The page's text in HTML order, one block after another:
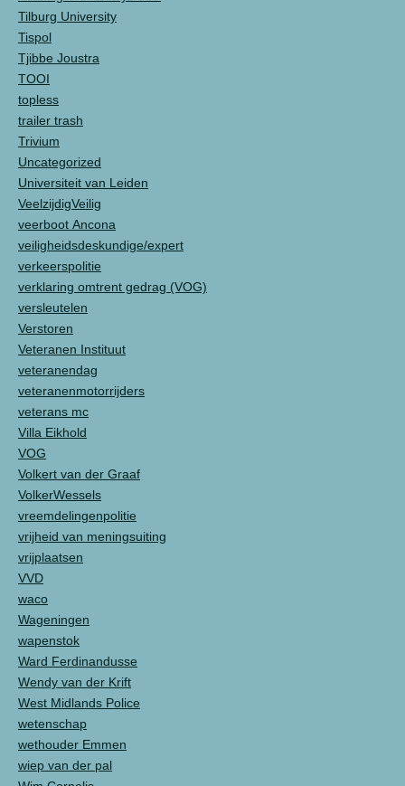
Tilburg University
Tispol
Tjibbe Joustra
TOOI
topless
trailer trash
Trivium
Uncategorized
Universiteit van Leiden
VeelzijdigVeilig
veerboot Ancona
veiligheidsdeskundige/expert
verkeerspolitie
verklaring omtrent gedrag (VOG)
versleutelen
Verstoren
Veteranen Instituut
veteranendag
veteranenmotorrijders
veterans mc
Villa Eikhold
VOG
Volkert van der Graaf
VolkerWessels
vreemdelingenpolitie
vrijheid van meningsuiting
vrijplaatsen
VVD
waco
Wageningen
wapenstok
Ward Ferdinandusse
Wendy van der Krift
West Midlands Police
wetenschap
wethouder Emmen
wiep van der pal